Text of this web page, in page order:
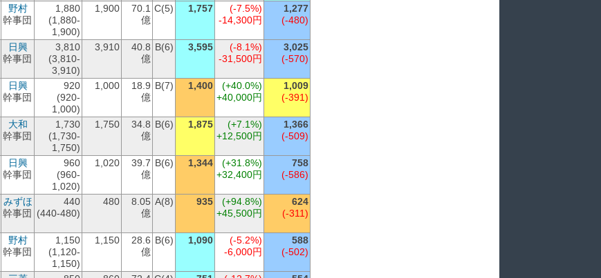
野村
幹事団
1,880
(1,880-
1,900)
1,900
70.1
億
C(5) 1,757
(-7.5%)
-14,300円
1,277
(-480)
日興
幹事団
3,810
(3,810-
3,910)
3,910
40.8
億
B(6) 3,595
(-8.1%)
-31,500円
3,025
(-570)
日興
幹事団
920
(920-
1,000)
1,000
18.9
億
B(7) 1,400
(+40.0%)
+40,000円
1,009
(-391)
大和
幹事団
1,730
(1,730-
1,750)
1,750
34.8
億
B(6) 1,875
(+7.1%)
+12,500円
1,366
(-509)
日興
幹事団
960
(960-
1,020)
1,020
39.7
億
B(6) 1,344
(+31.8%)
+32,400円
758
(-586)
みずほ
幹事団
440
(440-480)
480
8.05
億
A(8) 935
(+94.8%)
+45,500円
624
(-311)
野村
幹事団
1,150
(1,120-
1,150)
1,150
28.6
億
B(6) 1,090
(-5.2%)
-6,000円
588
(-502)